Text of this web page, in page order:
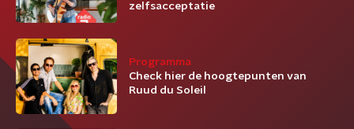
zelfsacceptatie
Programma
Check hier de hoogtepunten van
Ruud du Soleil